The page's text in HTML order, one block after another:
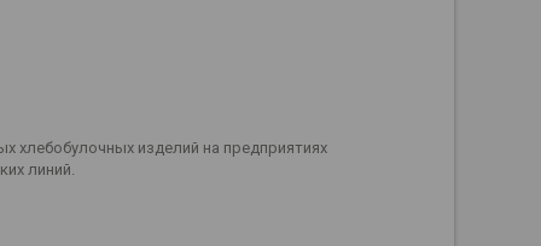
хлебобулочных изделий на предприятиях
линий.